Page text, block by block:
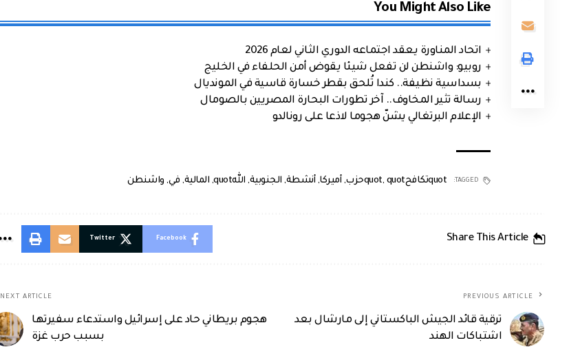
You Might Also Like
اتحاد المناورة يعقد اجتماعه الدوري الثاني لعام 2026
روبيو: واشنطن لن تفعل شيئا يقوض أمن الحلفاء في الخليج
بسداسية نظيفة.. كندا تُلحق بقطر خسارة قاسية في المونديال
رسالة تثير المخاوف.. آخر تطورات البحارة المصريين بالصومال
الإعلام البرتغالي يشنّ هجوما لاذعا على رونالدو
TAGGED: quotتكافحquot , quotحزب , أميركا, أنشطة, الجنوبية, اللهquot , المالية, في, واشنطن
Share This Article
Facebook
Twitter
PREVIOUS ARTICLE
ترقية قائد الجيش الباكستاني إلى مارشال بعد
اشتباكات الهند
NEXT ARTICLE
هجوم بريطاني حاد على إسرائيل واستدعاء سفيرتها
بسبب حرب غزة